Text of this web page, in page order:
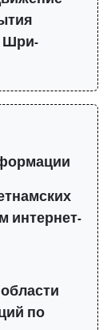
Шри-
интернет-
по